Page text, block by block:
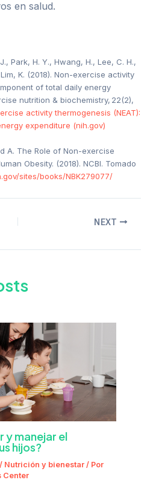
en salud.
Park, H. Y., Hwang, H., Lee, C. H.,
K. (2018). Non-exercise activity
of total daily energy
nutrition & biochemistry, 22(2),
activity thermogenesis (NEAT):
expenditure (nih.gov)
A. The Role of Non-exercise
Obesity. (2018). NCBI. Tomado
sites/books/NBK279077/
NEXT
y manejar el
hijos?
/ Nutrición y bienestar / Por
Center